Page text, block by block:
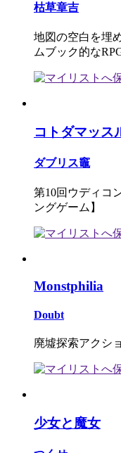
枯草章吉
地図の空白を埋
ムブック的なRPG
コトダマッス
ダブリス竈
第10回ウディコ
ングゲーム】
Monstphilia
Doubt
廃墟探索アクシ
少女と魔女